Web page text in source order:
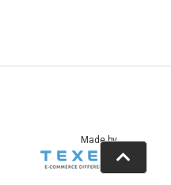
Made by